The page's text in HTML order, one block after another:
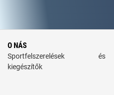
O NÁS
Sportfelszerelések és
kiegészítők